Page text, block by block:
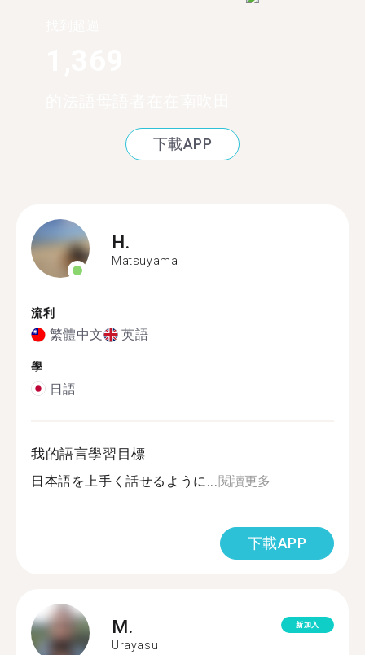
下載APP
H.
Matsuyama
流利
繁體中文 英語
學
日語
我的語言學習目標
日本語を上手く話せるように... 閱讀更多
下載APP
M.
Urayasu
新加入